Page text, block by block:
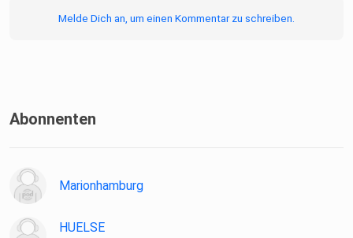
Melde Dich an, um einen Kommentar zu schreiben.
Abonnenten
Marionhamburg
HUELSE